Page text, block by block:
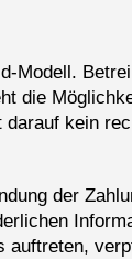
Modell.
die
kein
der